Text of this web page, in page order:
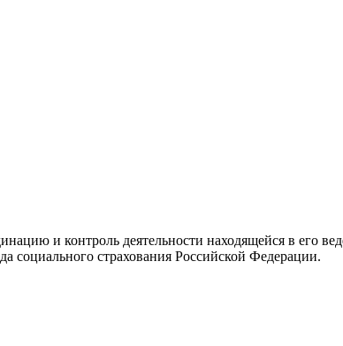
и контроль деятельности находящейся в его
социального страхования Российской Федерации.